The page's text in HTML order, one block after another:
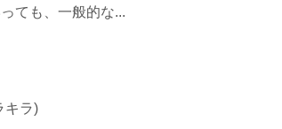
ても、一般的な...
キラ)